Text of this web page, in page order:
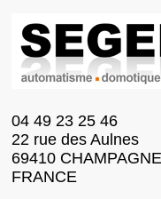
04 49 23 25 46
22 rue des Aulnes
69410
FRANCE